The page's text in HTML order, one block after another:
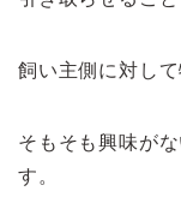
飼い主側に対し
そもそも興味が
す。